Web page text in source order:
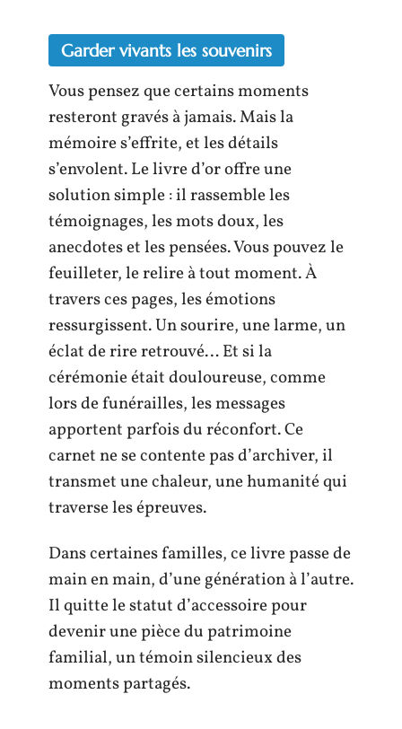
Garder vivants les souvenirs
Vous pensez que certains moments
resteront gravés à jamais. Mais la
mémoire s’effrite, et les détails
s’envolent. Le livre d’or offre une
solution simple : il rassemble les
témoignages, les mots doux, les
anecdotes et les pensées. Vous pouvez le
feuilleter, le relire à tout moment. À
travers ces pages, les émotions
ressurgissent. Un sourire, une larme, un
éclat de rire retrouvé… Et si la
cérémonie était douloureuse, comme
lors de funérailles, les messages
apportent parfois du réconfort. Ce
carnet ne se contente pas d’archiver, il
transmet une chaleur, une humanité qui
traverse les épreuves.
Dans certaines familles, ce livre passe de
main en main, d’une génération à l’autre.
Il quitte le statut d’accessoire pour
devenir une pièce du patrimoine
familial, un témoin silencieux des
moments partagés.